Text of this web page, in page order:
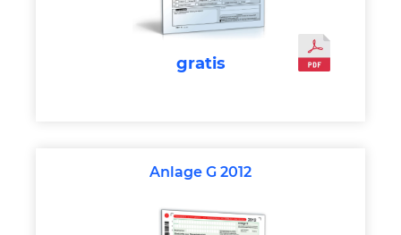
gratis
Anlage G 2012